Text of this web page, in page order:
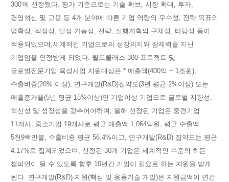
300'에 선정됐다. 평가 기준으로는 기술 확보, 시장 확대, 투자,
경영혁신 및 고용 등 4개 분야에 따른 기업 역량의 우수성, 전략 목표의
명확성, 적정성, 달성 가능성, 전략, 실행계획의 구체성, 타당성 등이
적용되었으며,세계적인 기업으로의 성장의지와 잠재력을 지닌
기업임을 인정받게 되었다. 월드클래스 300 프로젝트 및
글로벌전문기업 육성사업 지원대상은 * 매출액(400억 ~ 1조원),
수출비중(20% 이상), 연구개발(R&D)집약도(3년 평균 2%이상) 또는
매출증가율(5년 평균 15%이상)인 기업이상 기업으로 글로벌 지향성,
혁신성 및 성장성을 갖추어야하며, 올해 선정된 기업은 중견기업
11개사, 중소기업 19개사로 평균 매출액 1,064억원, 평균 수출액
5천9백만불, 수출비중 평균 56.4%이고, 연구개발(R&D) 집약도는 평균
4.17%로 집계되었으며, 선정된 30개 기업은 세계적인 수준의 히든
챔피언이 될 수 있도록 향후 10년간 기업이 필요로 하는 지원을 받게
된다. 연구개발(R&D) 지원(핵심 및 응용기술 개발)은 지원금액이 연간